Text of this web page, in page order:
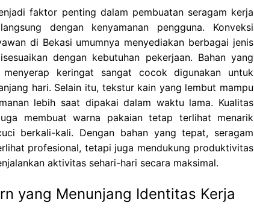
faktor penting dalam pembuatan seragam kerja
dengan kenyamanan pengguna. Konveksi
di Bekasi umumnya menyediakan berbagai jenis
dengan kebutuhan pekerjaan. Bahan yang
keringat sangat cocok digunakan untuk
hari. Selain itu, tekstur kain yang lembut mampu
lebih saat dipakai dalam waktu lama. Kualitas
membuat warna pakaian tetap terlihat menarik
berkali-kali. Dengan bahan yang tepat, seragam
profesional, tetapi juga mendukung produktivitas
aktivitas sehari-hari secara maksimal.
yang Menunjang Identitas Kerja